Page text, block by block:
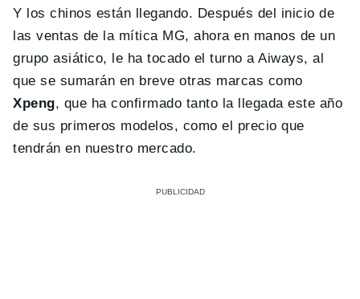
Y los chinos están llegando. Después del inicio de
las ventas de la mítica MG, ahora en manos de un
grupo asiático, le ha tocado el turno a Aiways, al
que se sumarán en breve otras marcas como
Xpeng, que ha confirmado tanto la llegada este año
de sus primeros modelos, como el precio que
tendrán en nuestro mercado.